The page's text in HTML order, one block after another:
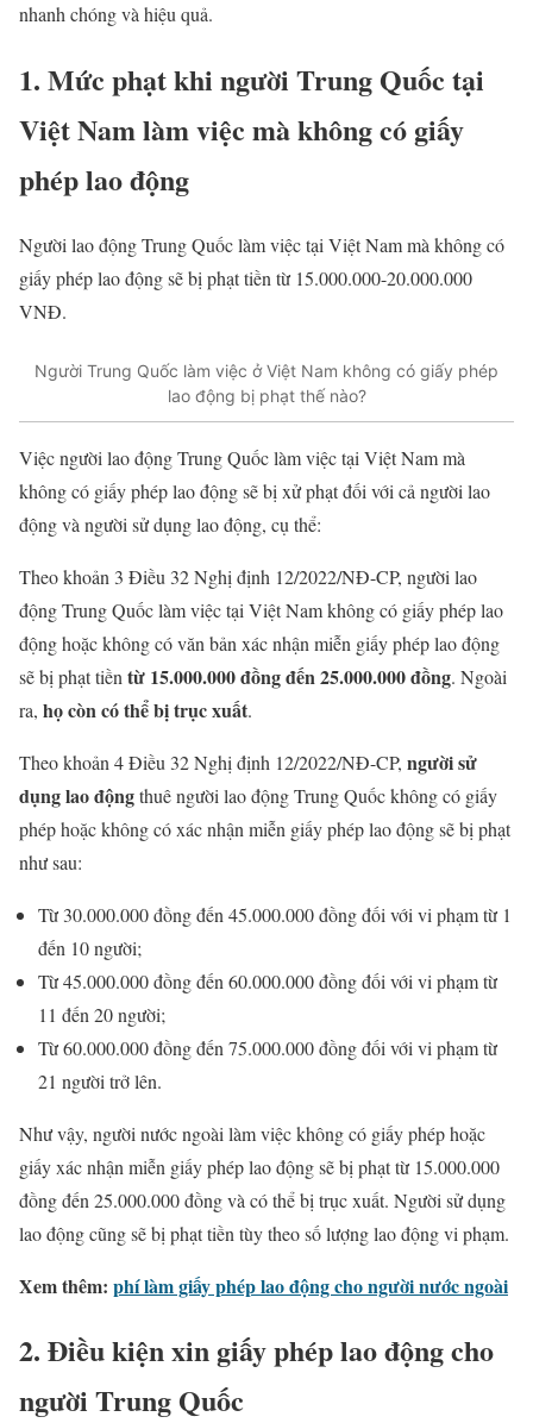
nhanh chóng và hiệu quả.
1. Mức phạt khi người Trung Quốc tại
Việt Nam làm việc mà không có giấy
phép lao động
Người lao động Trung Quốc làm việc tại Việt Nam mà không có
giấy phép lao động sẽ bị phạt tiền từ 15.000.000-20.000.000
VNĐ.
Người Trung Quốc làm việc ở Việt Nam không có giấy phép
lao động bị phạt thế nào?
Việc người lao động Trung Quốc làm việc tại Việt Nam mà
không có giấy phép lao động sẽ bị xử phạt đối với cả người lao
động và người sử dụng lao động, cụ thể:
Theo khoản 3 Điều 32 Nghị định 12/2022/NĐ-CP, người lao
động Trung Quốc làm việc tại Việt Nam không có giấy phép lao
động hoặc không có văn bản xác nhận miễn giấy phép lao động
sẽ bị phạt tiền từ 15.000.000 đồng đến 25.000.000 đồng. Ngoài
ra, họ còn có thể bị trục xuất.
Theo khoản 4 Điều 32 Nghị định 12/2022/NĐ-CP, người sử
dụng lao độngthuê người lao động Trung Quốc không có giấy
phép hoặc không có xác nhận miễn giấy phép lao động sẽ bị phạt
như sau:
Từ 30.000.000 đồng đến 45.000.000 đồng đối với vi phạm từ 1
đến 10 người;
Từ 45.000.000 đồng đến 60.000.000 đồng đối với vi phạm từ
11 đến 20 người;
Từ 60.000.000 đồng đến 75.000.000 đồng đối với vi phạm từ
21 người trở lên.
Như vậy, người nước ngoài làm việc không có giấy phép hoặc
giấy xác nhận miễn giấy phép lao động sẽ bị phạt từ 15.000.000
đồng đến 25.000.000 đồng và có thể bị trục xuất. Người sử dụng
lao động cũng sẽ bị phạt tiền tùy theo số lượng lao động vi phạm.
Xem thêm: phí làm giấy phép lao động cho người nước ngoài
2. Điều kiện xin giấy phép lao động cho
người Trung Quốc